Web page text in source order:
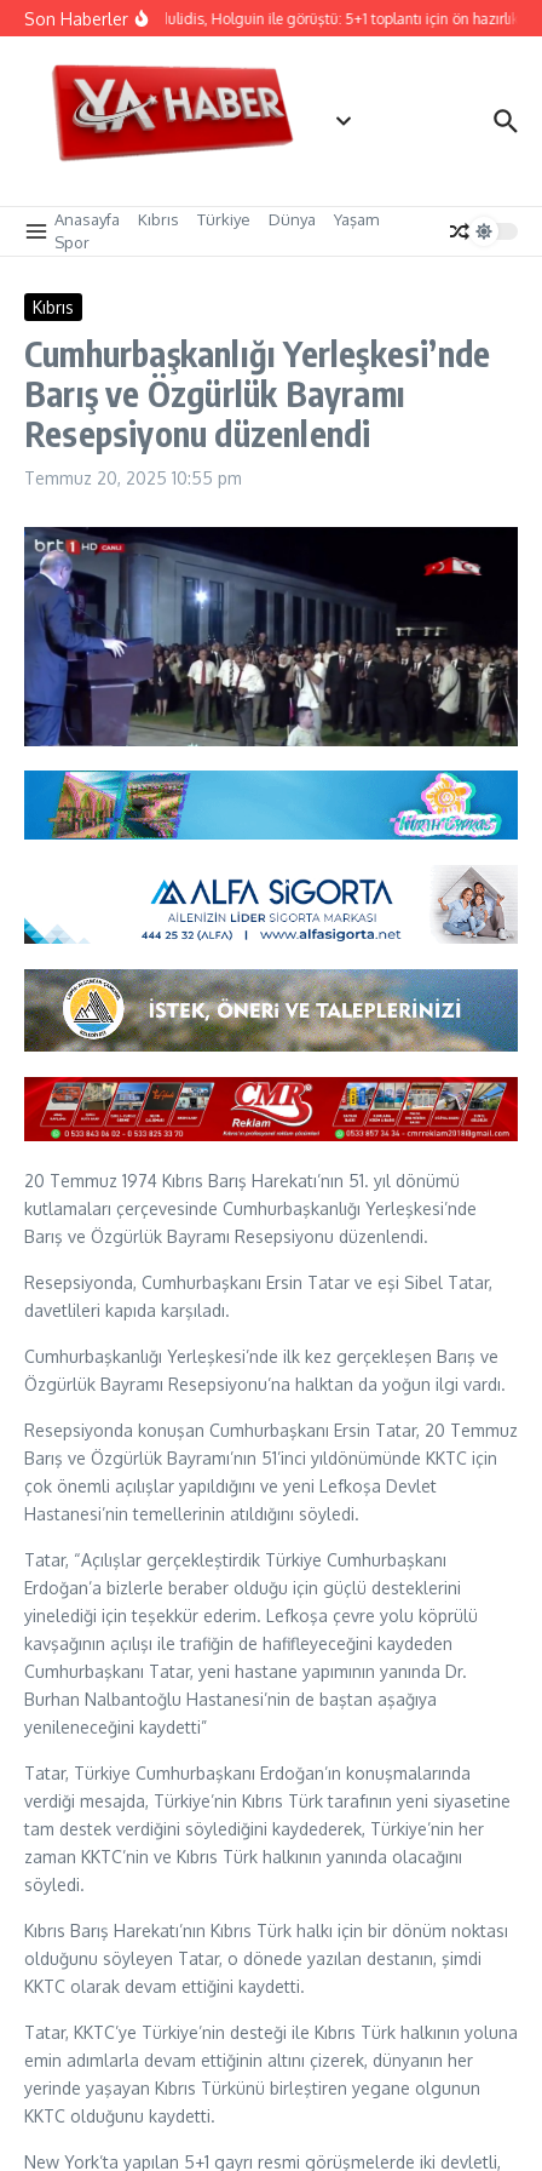
İçeriğe atla
Son HaberlerHristodulidis, Holguin ile görüştü: 5+1 toplantı için ön hazırlık
Anasayfa Kıbrıs Türkiye Dünya
Yaşam
Spor
Kıbrıs
Cumhurbaşkanlığı Yerleşkesi’nde
Barış ve Özgürlük Bayramı
Resepsiyonu düzenlendi
Temmuz 20, 2025 10:55 pm
20 Temmuz 1974 Kıbrıs Barış Harekatı’nın 51. yıl dönümü
kutlamaları çerçevesinde Cumhurbaşkanlığı Yerleşkesi’nde
Barış ve Özgürlük Bayramı Resepsiyonu düzenlendi.
Resepsiyonda, Cumhurbaşkanı Ersin Tatar ve eşi Sibel Tatar,
davetlileri kapıda karşıladı.
Cumhurbaşkanlığı Yerleşkesi’nde ilk kez gerçekleşen Barış ve
Özgürlük Bayramı Resepsiyonu’na halktan da yoğun ilgi vardı.
Resepsiyonda konuşan Cumhurbaşkanı Ersin Tatar, 20 Temmuz
Barış ve Özgürlük Bayramı’nın 51’inci yıldönümünde KKTC için
çok önemli açılışlar yapıldığını ve yeni Lefkoşa Devlet
Hastanesi’nin temellerinin atıldığını söyledi.
Tatar, “Açılışlar gerçekleştirdik Türkiye Cumhurbaşkanı
Erdoğan’a bizlerle beraber olduğu için güçlü desteklerini
yinelediği için teşekkür ederim. Lefkoşa çevre yolu köprülü
kavşağının açılışı ile trafiğin de hafifleyeceğini kaydeden
Cumhurbaşkanı Tatar, yeni hastane yapımının yanında Dr.
Burhan Nalbantoğlu Hastanesi’nin de baştan aşağıya
yenileneceğini kaydetti”
Tatar, Türkiye Cumhurbaşkanı Erdoğan’ın konuşmalarında
verdiği mesajda, Türkiye’nin Kıbrıs Türk tarafının yeni siyasetine
tam destek verdiğini söylediğini kaydederek, Türkiye’nin her
zaman KKTC’nin ve Kıbrıs Türk halkının yanında olacağını
söyledi.
Kıbrıs Barış Harekatı’nın Kıbrıs Türk halkı için bir dönüm noktası
olduğunu söyleyen Tatar, o dönede yazılan destanın, şimdi
KKTC olarak devam ettiğini kaydetti.
Tatar, KKTC’ye Türkiye’nin desteği ile Kıbrıs Türk halkının yoluna
emin adımlarla devam ettiğinin altını çizerek, dünyanın her
yerinde yaşayan Kıbrıs Türkünü birleştiren yegane olgunun
KKTC olduğunu kaydetti.
New York’ta yapılan 5+1 gayrı resmi görüşmelerde iki devletli,